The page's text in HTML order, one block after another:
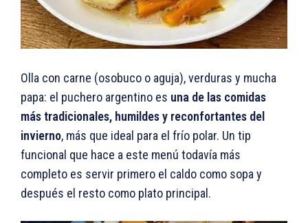
Olla con carne (osobuco o aguja), verduras y mucha
papa: el puchero argentino es una de las comidas
más tradicionales, humildes y reconfortantes del
invierno, más que ideal para el frío polar. Un tip
funcional que hace a este menú todavía más
completo es servir primero el caldo como sopa y
después el resto como plato principal.